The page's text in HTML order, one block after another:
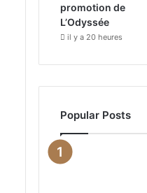
promotion de
L’Odyssée
il y a 20 heures
Popular Posts